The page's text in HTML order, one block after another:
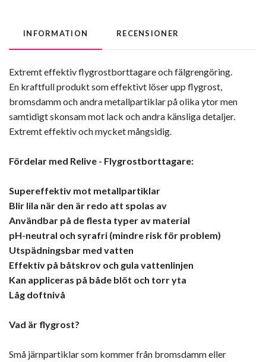
INFORMATION RECENSIONER
Extremt effektiv flygrostborttagare och fälgrengöring.
En kraftfull produkt som effektivt löser upp flygrost,
bromsdamm och andra metallpartiklar på olika ytor men
samtidigt skonsam mot lack och andra känsliga detaljer.
Extremt effektiv och mycket mångsidig.
Fördelar med Relive - Flygrostborttagare:
Supereffektiv mot metallpartiklar
Blir lila när den är redo att spolas av
Användbar på de flesta typer av material
pH-neutral och syrafri (mindre risk för problem)
Utspädningsbar med vatten
Effektiv på båtskrov och gula vattenlinjen
Kan appliceras på både blöt och torr yta
Låg doftnivå
Vad är flygrost?
Små järnpartiklar som kommer från bromsdamm eller